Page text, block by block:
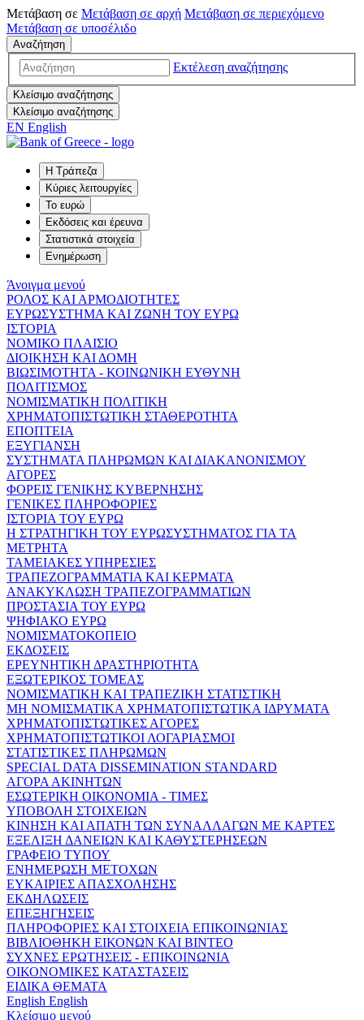
Μετάβαση σε Μετάβαση σε αρχή Μετάβαση σε περιεχόμενο
Μετάβαση σε υποσέλιδο
Αναζήτηση
Εκτέλεση αναζήτησης
Κλείσιμο αναζήτησης
Κλείσιμο αναζήτησης
EN English
Η Τράπεζα
Κύριες λειτουργίες
Το ευρώ
Εκδόσεις και έρευνα
Στατιστικά στοιχεία
Ενημέρωση
Άνοιγμα μενού
ΡΟΛΟΣ ΚΑΙ ΑΡΜΟΔΙΟΤΗΤΕΣ
ΕΥΡΩΣΥΣΤΗΜΑ ΚΑΙ ΖΩΝΗ ΤΟΥ ΕΥΡΩ
ΙΣΤΟΡΙΑ
ΝΟΜΙΚΟ ΠΛΑΙΣΙΟ
ΔΙΟΙΚΗΣΗ ΚΑΙ ΔΟΜΗ
ΒΙΩΣΙΜΟΤΗΤΑ - ΚΟΙΝΩΝΙΚΗ ΕΥΘΥΝΗ
ΠΟΛΙΤΙΣΜΟΣ
ΝΟΜΙΣΜΑΤΙΚΗ ΠΟΛΙΤΙΚΗ
ΧΡΗΜΑΤΟΠΙΣΤΩΤΙΚΗ ΣΤΑΘΕΡΟΤΗΤΑ
ΕΠΟΠΤΕΙΑ
ΕΞΥΓΙΑΝΣΗ
ΣΥΣΤΗΜΑΤΑ ΠΛΗΡΩΜΩΝ ΚΑΙ ΔΙΑΚΑΝΟΝΙΣΜΟΥ
ΑΓΟΡΕΣ
ΦΟΡΕΙΣ ΓΕΝΙΚΗΣ ΚΥΒΕΡΝΗΣΗΣ
ΓΕΝΙΚΕΣ ΠΛΗΡΟΦΟΡΙΕΣ
ΙΣΤΟΡΙΑ ΤΟΥ ΕΥΡΩ
Η ΣΤΡΑΤΗΓΙΚΗ ΤΟΥ ΕΥΡΩΣΥΣΤΗΜΑΤΟΣ ΓΙΑ ΤΑ
ΜΕΤΡΗΤΑ
ΤΑΜΕΙΑΚΕΣ ΥΠΗΡΕΣΙΕΣ
ΤΡΑΠΕΖΟΓΡΑΜΜΑΤΙΑ ΚΑΙ ΚΕΡΜΑΤΑ
ΑΝΑΚΥΚΛΩΣΗ ΤΡΑΠΕΖΟΓΡΑΜΜΑΤΙΩΝ
ΠΡΟΣΤΑΣΙΑ ΤΟΥ ΕΥΡΩ
ΨΗΦΙΑΚΟ ΕΥΡΩ
ΝΟΜΙΣΜΑΤΟΚΟΠΕΙΟ
ΕΚΔΟΣΕΙΣ
ΕΡΕΥΝΗΤΙΚΗ ΔΡΑΣΤΗΡΙΟΤΗΤΑ
ΕΞΩΤΕΡΙΚΟΣ ΤΟΜΕΑΣ
ΝΟΜΙΣΜΑΤΙΚΗ ΚΑΙ ΤΡΑΠΕΖΙΚΗ ΣΤΑΤΙΣΤΙΚΗ
ΜΗ ΝΟΜΙΣΜΑΤΙΚΑ ΧΡΗΜΑΤΟΠΙΣΤΩΤΙΚΑ ΙΔΡΥΜΑΤΑ
ΧΡΗΜΑΤΟΠΙΣΤΩΤΙΚΕΣ ΑΓΟΡΕΣ
ΧΡΗΜΑΤΟΠΙΣΤΩΤΙΚΟΙ ΛΟΓΑΡΙΑΣΜΟΙ
ΣΤΑΤΙΣΤΙΚΕΣ ΠΛΗΡΩΜΩΝ
SPECIAL DATA DISSEMINATION STANDARD
ΑΓΟΡΑ ΑΚΙΝΗΤΩΝ
ΕΣΩΤΕΡΙΚΗ ΟΙΚΟΝΟΜΙΑ - ΤΙΜΕΣ
ΥΠΟΒΟΛΗ ΣΤΟΙΧΕΙΩΝ
ΚΙΝΗΣΗ ΚΑΙ ΑΠΑΤΗ ΤΩΝ ΣΥΝΑΛΛΑΓΩΝ ΜΕ ΚΑΡΤΕΣ
ΕΞΕΛΙΞΗ ΔΑΝΕΙΩΝ ΚΑΙ ΚΑΘΥΣΤΕΡΗΣΕΩΝ
ΓΡΑΦΕΙΟ ΤΥΠΟΥ
ΕΝΗΜΕΡΩΣΗ ΜΕΤΟΧΩΝ
ΕΥΚΑΙΡΙΕΣ ΑΠΑΣΧΟΛΗΣΗΣ
ΕΚΔΗΛΩΣΕΙΣ
ΕΠΕΞΗΓΗΣΕΙΣ
ΠΛΗΡΟΦΟΡΙΕΣ ΚΑΙ ΣΤΟΙΧΕΙΑ ΕΠΙΚΟΙΝΩΝΙΑΣ
ΒΙΒΛΙΟΘΗΚΗ ΕΙΚΟΝΩΝ ΚΑΙ ΒΙΝΤΕΟ
ΣΥΧΝΕΣ ΕΡΩΤΗΣΕΙΣ - ΕΠΙΚΟΙΝΩΝΙΑ
ΟΙΚΟΝΟΜΙΚΕΣ ΚΑΤΑΣΤΑΣΕΙΣ
ΕΙΔΙΚΑ ΘΕΜΑΤΑ
English English
Κλείσιμο μενού